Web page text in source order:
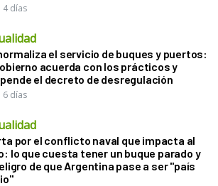
4 días
el servicio de buques y puertos:
acuerda con los prácticos y
el decreto de desregulación
6 días
por el conflicto naval que impacta al
lo que cuesta tener un buque parado y
de que Argentina pase a ser "país